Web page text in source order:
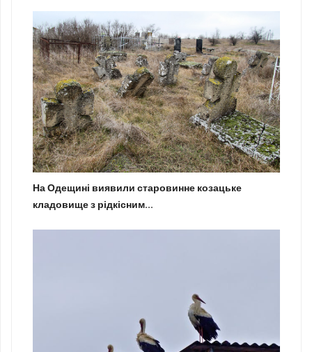
На Одещині виявили старовинне козацьке
кладовище з рідкісним...